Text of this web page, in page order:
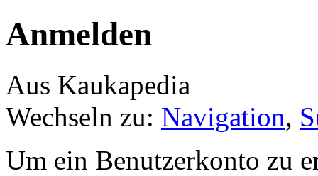
Anmelden
Aus Kaukapedia
Wechseln zu: Navigation,
Um ein Benutzerkonto zu